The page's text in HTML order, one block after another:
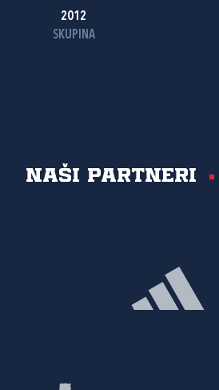
2012
SKUPINA
Naši partneri